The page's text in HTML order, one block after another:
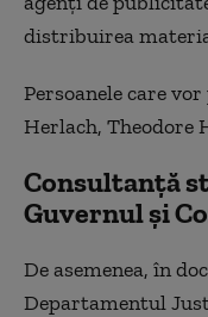
distribuirea
Persoanele care
Herlach, Theodore
Consultanţă
Guvernul şi
De asemenea, în
Departamentul